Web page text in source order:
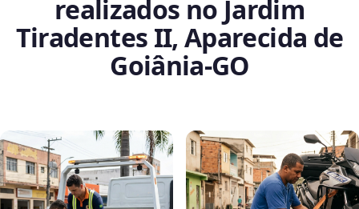
realizados no Jardim
Tiradentes II, Aparecida de
Goiânia‑GO